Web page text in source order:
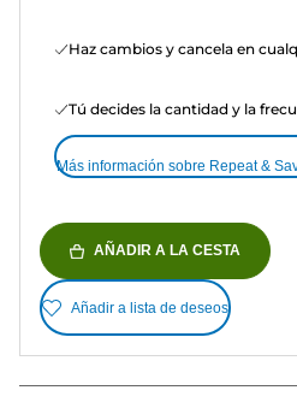
Haz cambios y cancela en
Tú decides la cantidad y la
Más información sobre Repeat &
AÑADIR A LA CESTA
Añadir a lista de deseos